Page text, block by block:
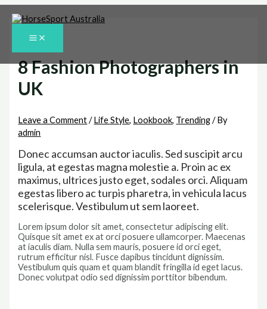
MAIN
MENU
8 Fashion Photographers in
UK
Leave a Comment /Life Style, Lookbook, Trending/ By
admin
Donec accumsan auctor iaculis. Sed suscipit arcu
ligula, at egestas magna molestie a. Proin ac ex
maximus, ultrices justo eget, sodales orci. Aliquam
egestas libero ac turpis pharetra, in vehicula lacus
scelerisque. Vestibulum ut sem laoreet.
Lorem ipsum dolor sit amet, consectetur adipiscing elit.
Quisque sit amet ex at orci posuere ullamcorper. Maecenas
at iaculis diam. Nulla sem mauris, posuere id orci eget,
rutrum efficitur nisl. Fusce dapibus tincidunt dignissim.
Vestibulum quis quam et quam blandit fringilla id eget lacus.
Donec volutpat odio sed dignissim porttitor bibendum.